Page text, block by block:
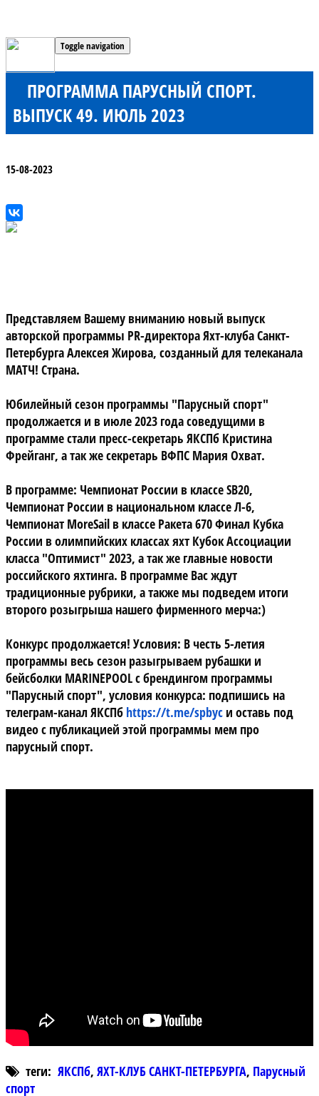
Toggle navigation
ПРОГРАММА ПАРУСНЫЙ СПОРТ.
ВЫПУСК 49. ИЮЛЬ 2023
15-08-2023
Представляем Вашему вниманию новый выпуск
авторской программы PR-директора Яхт-клуба Санкт-
Петербурга Алексея Жирова, созданный для телеканала
МАТЧ! Страна.
Юбилейный сезон программы "Парусный спорт"
продолжается и в июле 2023 года соведущими в
программе стали пресс-секретарь ЯКСПб Кристина
Фрейганг, а так же секретарь ВФПС Мария Охват.
В программе: Чемпионат России в классе SB20,
Чемпионат России в национальном классе Л-6,
Чемпионат MoreSail в классе Ракета 670Финал Кубка
России в олимпийских классах яхт Кубок Ассоциации
класса "Оптимист" 2023, а так же главные новости
российского яхтинга. В программе Вас ждут
традиционные рубрики, а также мы подведем итоги
второго розыгрыша нашего фирменного мерча:)
Конкурс продолжается! Условия: В честь 5-летия
программы весь сезон разыгрываем рубашки и
бейсболки MARINEPOOL с брендингом программы
"Парусный спорт", условия конкурса: подпишись на
телеграм-канал ЯКСПб https://t.me/spbyc и оставь под
видео с публикацией этой программы мем про
парусный спорт.
теги: ЯКСПб, ЯХТ-КЛУБ САНКТ-ПЕТЕРБУРГА, Парусный
спорт